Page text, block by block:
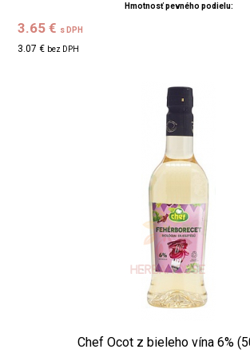
Hmotnosť pevného podielu:
3.65 € s DPH
3.07 € bez DPH
Chef Ocot z bieleho vína 6%